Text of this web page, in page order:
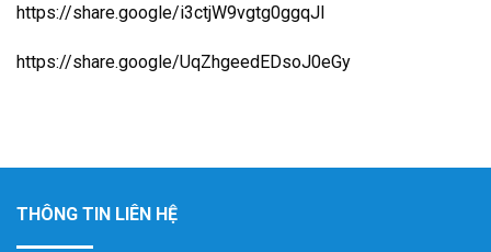
https://share.google/i3ctjW9vgtg0ggqJl
https://share.google/UqZhgeedEDsoJ0eGy
THÔNG TIN LIÊN HỆ